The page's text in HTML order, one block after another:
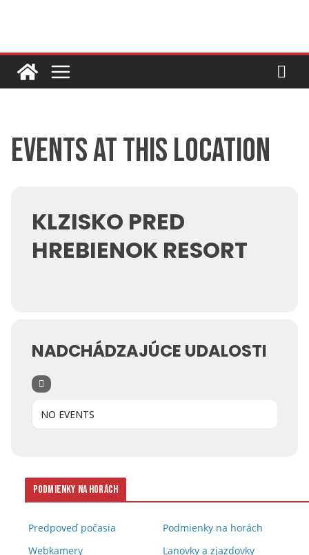
Events at this location
KLZISKO PRED
HREBIENOK RESORT
NADCHÁDZAJÚCE UDALOSTI
NO EVENTS
Podmienky na horách
Predpoveď počasia
Webkamery
Podmienky na horách
Lanovky a zjazdovky